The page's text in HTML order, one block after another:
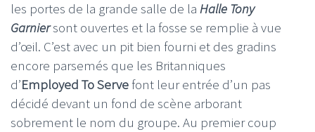
les portes de la grande salle de la Halle Tony
Garniersont ouvertes et la fosse se remplie à vue
d’œil. C’est avec un pit bien fourni et des gradins
encore parsemés que les Britanniques
d’Employed To Servefont leur entrée d’un pas
décidé devant un fond de scène arborant
sobrement le nom du groupe. Au premier coup